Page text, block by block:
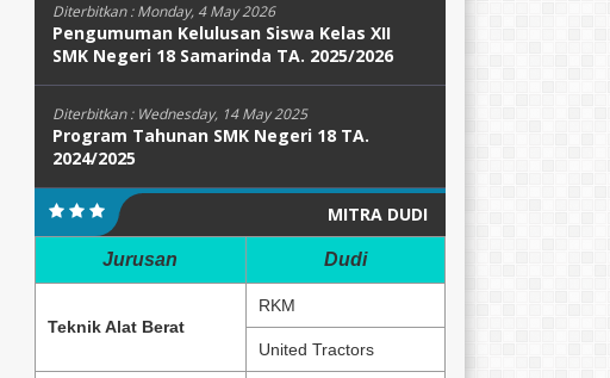
Diterbitkan :Monday, 4 May 2026
Pengumuman Kelulusan Siswa Kelas XII
SMK Negeri 18 Samarinda TA. 2025/2026
Diterbitkan : Wednesday, 14 May 2025
Program Tahunan SMK Negeri 18 TA.
2024/2025
MITRA DUDI
Jurusan Dudi
Teknik Alat Berat
RKM
United Tractors